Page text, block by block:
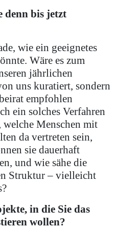
denn bis jetzt
wie ein geeignetes
Wäre es zum
jährlichen
uns kuratiert, sondern
empfohlen
ein solches Verfahren
Menschen mit
da vertreten sein,
sie dauerhaft
und wie sähe die
Struktur – vielleicht
in die Sie das
wollen?